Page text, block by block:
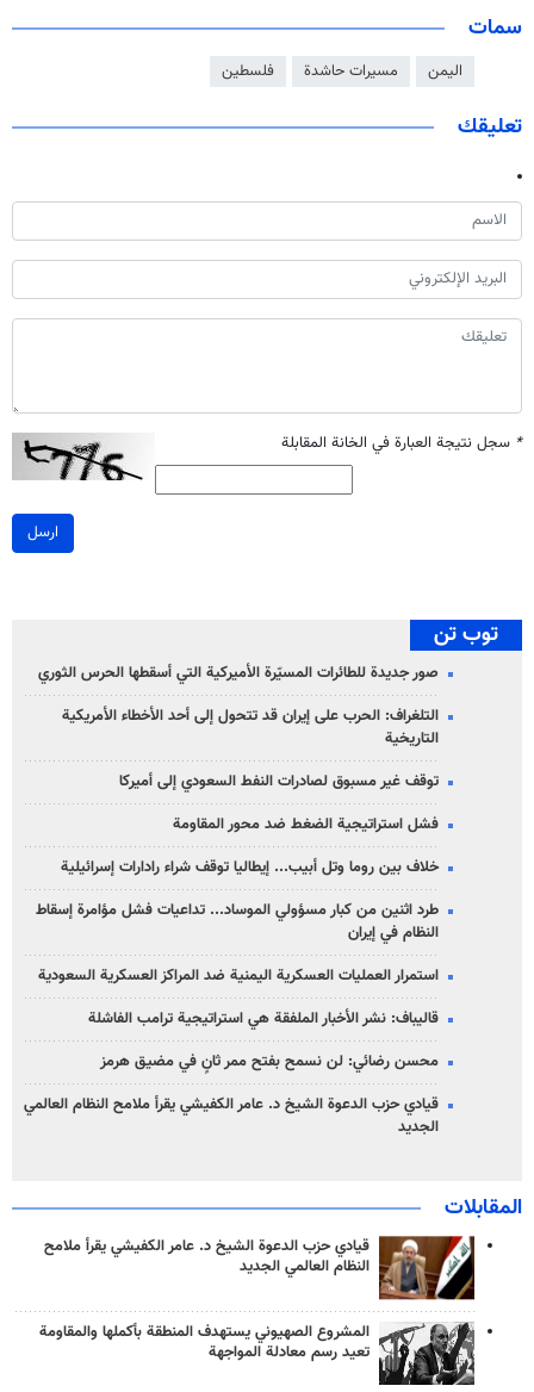
سمات
اليمن مسيرات حاشدة فلسطين
تعليقك
* سجل نتيجة العبارة في الخانة المقابلة
ارسل
توب تن
صور جديدة للطائرات المسيّرة الأميركية التي أسقطها الحرس الثوري
التلغراف: الحرب على إيران قد تتحول إلى أحد الأخطاء الأمريكية
التاريخية
توقف غير مسبوق لصادرات النفط السعودي إلى أميركا
فشل استراتيجية الضغط ضد محور المقاومة
خلاف بين روما وتل أبيب... إيطاليا توقف شراء رادارات إسرائيلية
طرد اثنين من كبار مسؤولي الموساد... تداعيات فشل مؤامرة إسقاط
النظام في إيران
استمرار العمليات العسكرية اليمنية ضد المراكز العسكرية السعودية
قاليباف: نشر الأخبار الملفقة هي استراتيجية ترامب الفاشلة
محسن رضائي: لن نسمح بفتح ممر ثانٍ في مضيق هرمز
قيادي حزب الدعوة الشيخ د. عامر الكفيشي يقرأ ملامح النظام العالمي
الجديد
المقابلات
قيادي حزب الدعوة الشيخ د. عامر الكفيشي يقرأ ملامح
النظام العالمي الجديد
المشروع الصهيوني يستهدف المنطقة بأكملها والمقاومة
تعيد رسم معادلة المواجهة